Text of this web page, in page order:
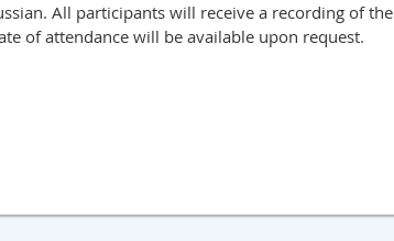
All participants will receive a recording of the
of attendance will be available upon request.